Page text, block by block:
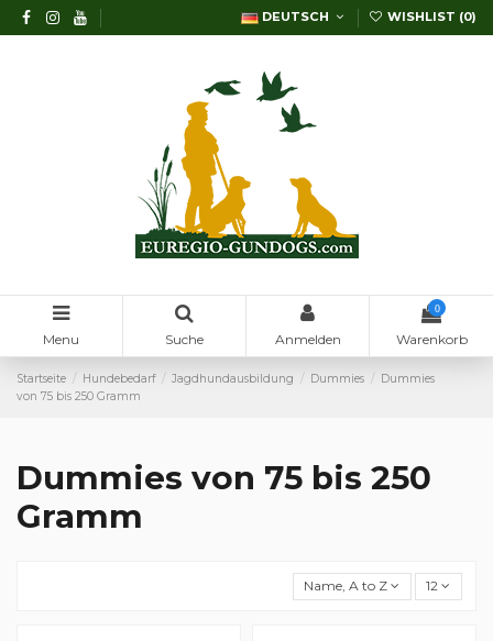
DEUTSCH WISHLIST (0)
Menu Suche Anmelden
0
Warenkorb
Startseite Hundebedarf Jagdhundausbildung Dummies
Dummies
von 75 bis 250 Gramm
Dummies von 75 bis 250
Gramm
Name, A to Z 12